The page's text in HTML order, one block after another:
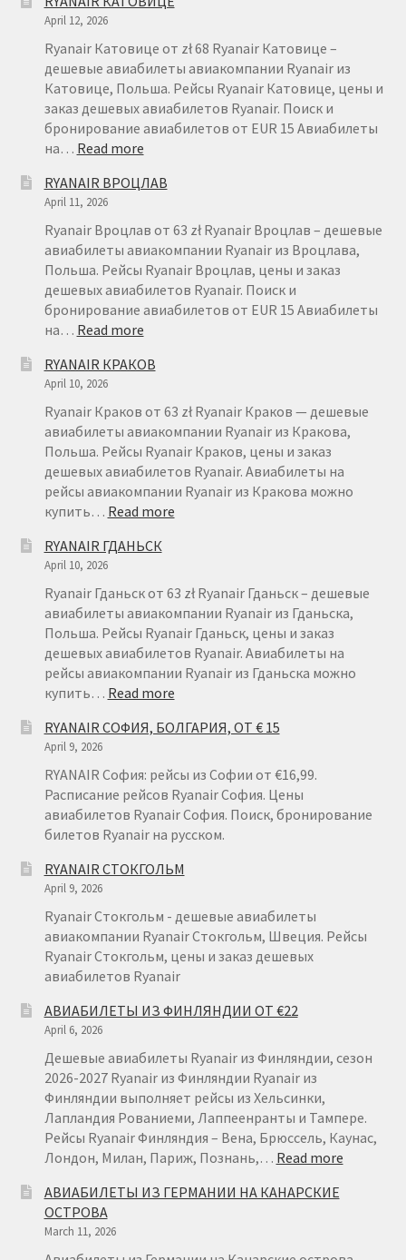
АВИАБИЛЕТОВ
RYANAIR
–
FAQ
April 12, 2026
Ryanair Катовице от zł 68 Ryanair Катовице –
дешевые авиабилеты авиакомпании Ryanair из
Катовице, Польша. Рейсы Ryanair Катовице, цены и
заказ дешевых авиабилетов Ryanair. Поиск и
бронирование авиабилетов от EUR 15 Авиабилеты
на… Read more:
КАТОВИЦЕ
RYANAIR ВРОЦЛАВ
April 11, 2026
Ryanair Вроцлав от 63 zł Ryanair Вроцлав – дешевые
авиабилеты авиакомпании Ryanair из Вроцлава,
Польша. Рейсы Ryanair Вроцлав, цены и заказ
дешевых авиабилетов Ryanair. Поиск и
бронирование авиабилетов от EUR 15 Авиабилеты
на… Read more:
ВРОЦЛАВ
RYANAIR КРАКОВ
April 10, 2026
Ryanair Краков от 63 zł Ryanair Краков — дешевые
авиабилеты авиакомпании Ryanair из Кракова,
Польша. Рейсы Ryanair Краков, цены и заказ
дешевых авиабилетов Ryanair. Авиабилеты на
рейсы авиакомпании Ryanair из Кракова можно
купить… Read more:
RYANAIR ГДАНЬСК
April 10, 2026
Ryanair Гданьск от 63 zł Ryanair Гданьск – дешевые
авиабилеты авиакомпании Ryanair из Гданьска,
Польша. Рейсы Ryanair Гданьск, цены и заказ
дешевых авиабилетов Ryanair. Авиабилеты на
рейсы авиакомпании Ryanair из Гданьска можно
купить… Read more:
ГДАНЬСК
RYANAIR СОФИЯ, БОЛГАРИЯ, ОТ € 15
April 9, 2026
RYANAIR София: рейсы из Софии от €16,99.
Расписание рейсов Ryanair София. Цены
авиабилетов Ryanair София. Поиск, бронирование
билетов Ryanair на русском.
RYANAIR СТОКГОЛЬМ
April 9, 2026
Ryanair Стокгольм - дешевые авиабилеты
авиакомпании Ryanair Стокгольм, Швеция. Рейсы
Ryanair Стокгольм, цены и заказ дешевых
авиабилетов Ryanair
АВИАБИЛЕТЫ ИЗ ФИНЛЯНДИИ ОТ €22
April 6, 2026
Дешевые авиабилеты Ryanair из Финляндии, сезон
2026-2027 Ryanair из Финляндии Ryanair из
Финляндии выполняет рейсы из Хельсинки,
Лапландия Рованиеми, Лаппеенранты и Тампере.
Рейсы Ryanair Финляндия – Вена, Брюссель, Каунас,
Лондон, Милан, Париж, Познань,… Read more:
€22
АВИАБИЛЕТЫ ИЗ ГЕРМАНИИ НА КАНАРСКИЕ
ОСТРОВА
March 11, 2026